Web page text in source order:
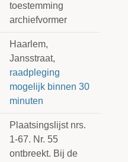
toestemming
archiefvormer
Haarlem,
Jansstraat,
raadpleging
mogelijk binnen 30
minuten
Plaatsingslijst nrs.
1-67. Nr. 55
ontbreekt. Bij de